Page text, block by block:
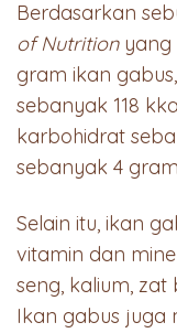
Berdasarkan
of Nutritionyang
gram ikan
sebanyak 118
karbohidrat
sebanyak 4
Selain itu, ikan
vitamin dan
seng, kalium, zat
Ikan gabus juga